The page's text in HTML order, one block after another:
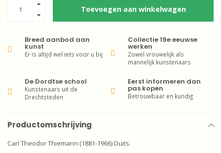
Toevoegen aan winkelwagen
Breed aanbod aan
kunst
Er is altijd wel iets voor u bij
Collectie 19e eeuwse
werken
Zowel vrouwelijk als
mannelijk kunstenaars
De Dordtse school
Kunstenaars uit de
Drechtsteden
Eerst informeren dan
pas kopen
Betrouwbaar en kundig
Productomschrijving
Carl Theodor Thiemann (1881-1966) Duits.